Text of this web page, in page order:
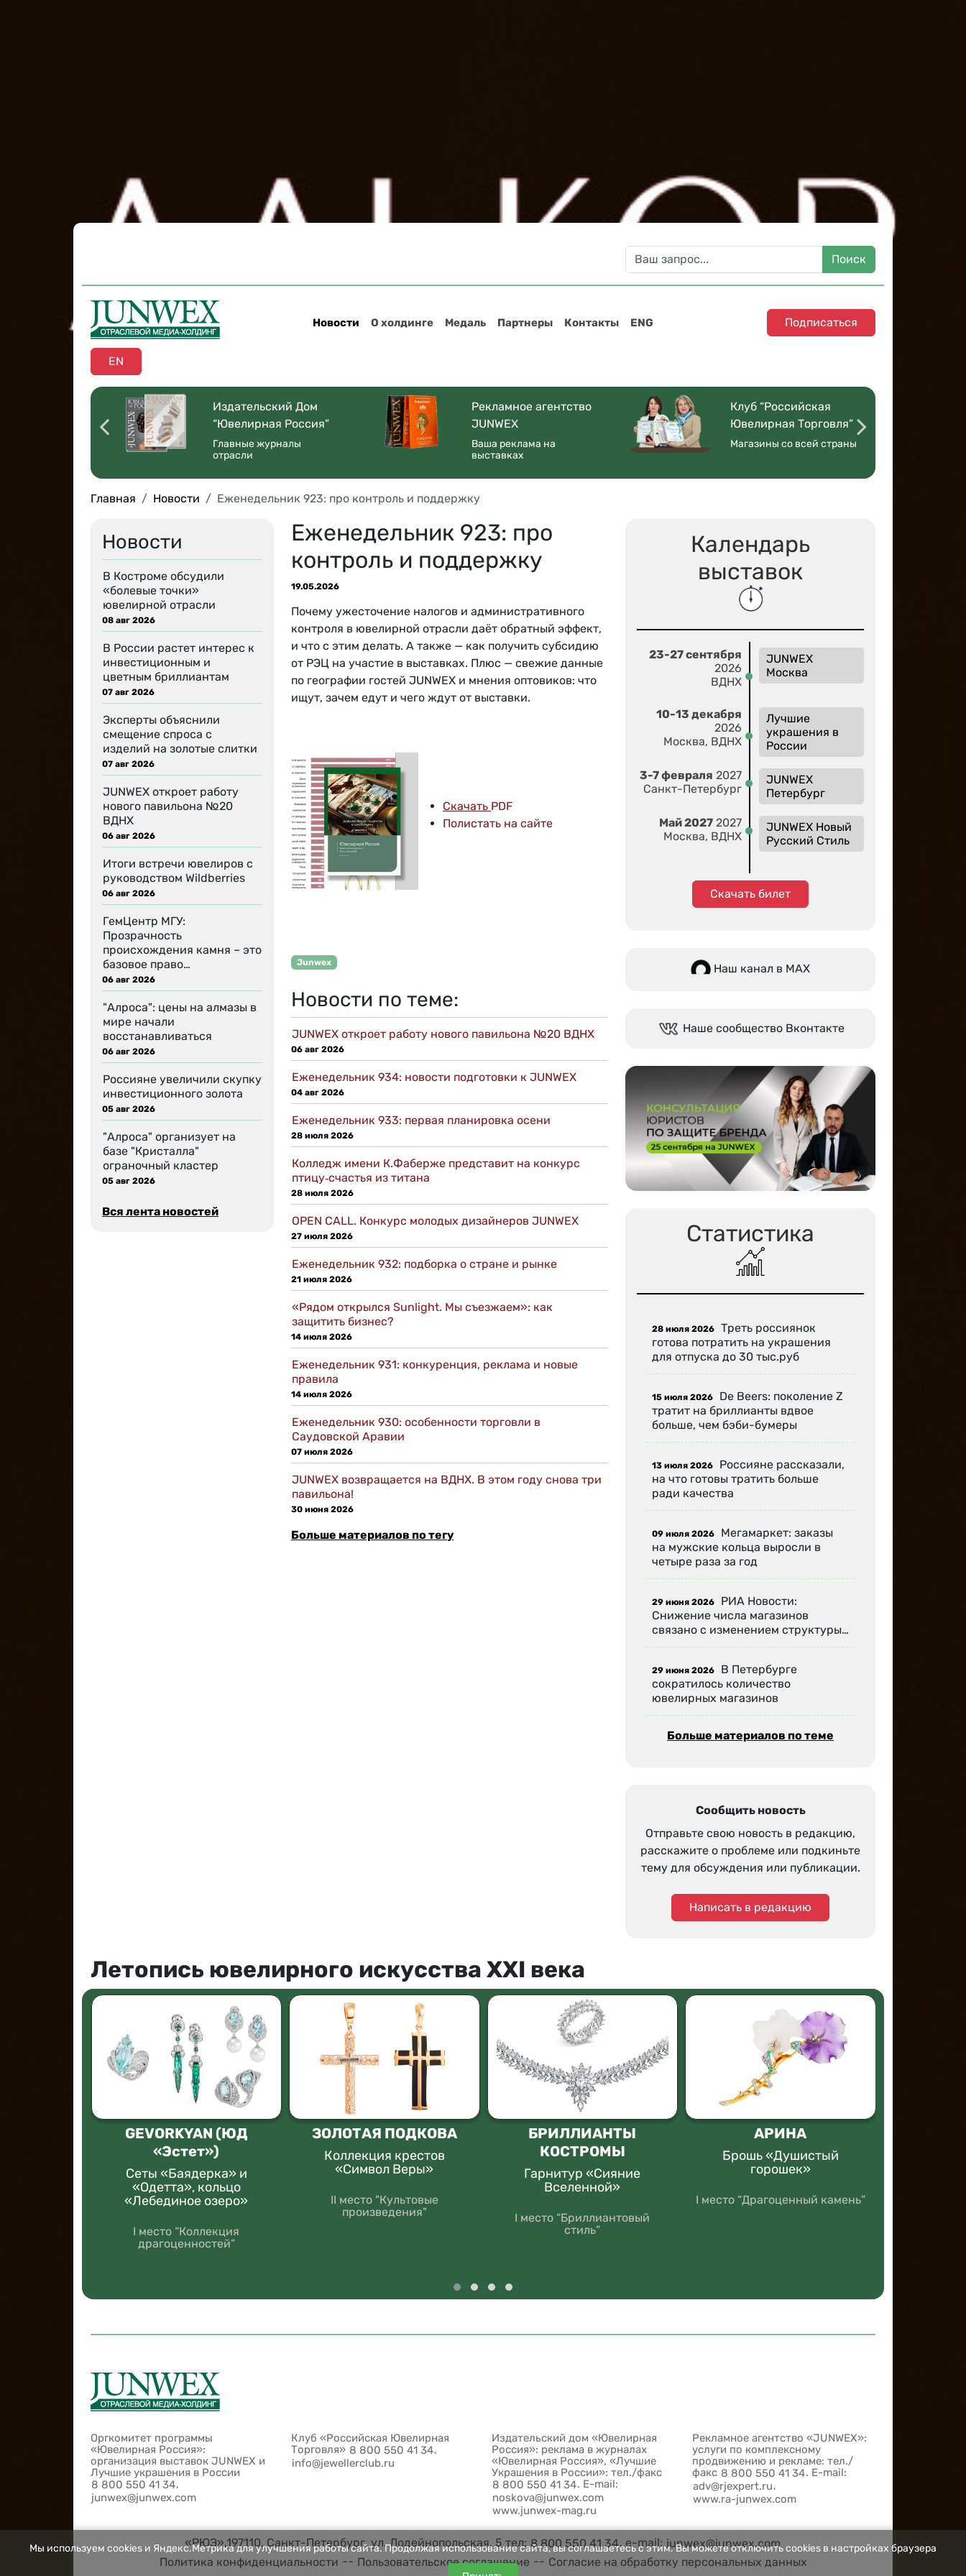
Новости О холдинге Медаль Партнеры Контакты ENG Подписаться
EN
Издательский Дом
“Ювелирная Россия”
Главные журналы
отрасли
Рекламное агентство
JUNWEX
Ваша реклама на
выставках
Клуб “Российская
Ювелирная Торговля”
Магазины со всей страны
Главная Новости Еженедельник 923: про контроль и поддержку
Новости
В Костроме обсудили
«болевые точки»
ювелирной отрасли
08 авг 2026
В России растет интерес к
инвестиционным и
цветным бриллиантам
07 авг 2026
Эксперты объяснили
смещение спроса с
изделий на золотые слитки
07 авг 2026
JUNWEX откроет работу
нового павильона №20
ВДНХ
06 авг 2026
Итоги встречи ювелиров с
руководством Wildberries
06 авг 2026
ГемЦентр МГУ:
Прозрачность
происхождения камня – это
базовое право…
06 авг 2026
"Алроса": цены на алмазы в
мире начали
восстанавливаться
06 авг 2026
Россияне увеличили скупку
инвестиционного золота
05 авг 2026
"Алроса" организует на
базе "Кристалла"
ограночный кластер
05 авг 2026
Вся лента новостей
Еженедельник 923: про
контроль и поддержку
19.05.2026
Почему ужесточение налогов и административного
контроля в ювелирной отрасли даёт обратный эффект,
и что с этим делать. А также — как получить субсидию
от РЭЦ на участие в выставках. Плюс — свежие данные
по географии гостей JUNWEX и мнения оптовиков: что
ищут, зачем едут и чего ждут от выставки.
Скачать PDF
Полистать на сайте
Junwex
Новости по теме:
JUNWEX откроет работу нового павильона №20 ВДНХ
06 авг 2026
Еженедельник 934: новости подготовки к JUNWEX
04 авг 2026
Еженедельник 933: первая планировка осени
28 июля 2026
Колледж имени К.Фаберже представит на конкурс
птицу‑счастья из титана
28 июля 2026
OPEN CALL. Конкурс молодых дизайнеров JUNWEX
27 июля 2026
Еженедельник 932: подборка о стране и рынке
21 июля 2026
«Рядом открылся Sunlight. Мы съезжаем»: как
защитить бизнес?
14 июля 2026
Еженедельник 931: конкуренция, реклама и новые
правила
14 июля 2026
Еженедельник 930: особенности торговли в
Саудовской Аравии
07 июля 2026
JUNWEX возвращается на ВДНХ. В этом году снова три
павильона!
30 июня 2026
Больше материалов по тегу
Календарь
выставок
23-27 сентября
2026
ВДНХ
JUNWEX
Москва
10-13 декабря
2026
Москва, ВДНХ
Лучшие
украшения в
России
3-7 февраля 2027
Санкт-Петербург
JUNWEX
Петербург
Май 2027 2027
Москва, ВДНХ
JUNWEX Новый
Русский Стиль
Скачать билет
Наш канал в МАХ
Наше сообщество Вконтакте
Статистика
28 июля 2026 Треть россиянок
готова потратить на украшения
для отпуска до 30 тыс.руб
15 июля 2026 De Beers: поколение Z
тратит на бриллианты вдвое
больше, чем бэби-бумеры
13 июля 2026 Россияне рассказали,
на что готовы тратить больше
ради качества
09 июля 2026 Мегамаркет: заказы
на мужские кольца выросли в
четыре раза за год
29 июня 2026 РИА Новости:
Снижение числа магазинов
связано с изменением структуры…
29 июня 2026 В Петербурге
сократилось количество
ювелирных магазинов
Больше материалов по теме
Сообщить новость
Отправьте свою новость в редакцию,
расскажите о проблеме или подкиньте
тему для обсуждения или публикации.
Написать в редакцию
Летопись ювелирного искусства XXI века
GEVORKYAN (ЮД
«Эстет»)
Сеты «Баядерка» и
«Одетта», кольцо
«Лебединое озеро»
I место “Коллекция
драгоценностей”
ЗОЛОТАЯ ПОДКОВА
Коллекция крестов
«Символ Веры»
II место "Культовые
произведения"
БРИЛЛИАНТЫ
КОСТРОМЫ
Гарнитур «Сияние
Вселенной»
I место “Бриллиантовый
стиль”
АРИНА
Брошь «Душистый
горошек»
I место “Драгоценный камень”
Оргкомитет программы
«Ювелирная Россия»:
организация выставок JUNWEX и
Лучшие украшения в России
8 800 550 41 34,
junwex@junwex.com
Клуб «Российская Ювелирная
Торговля» 8 800 550 41 34,
info@jewellerclub.ru
Издательский дом «Ювелирная
Россия»: реклама в журналах
«Ювелирная Россия», «Лучшие
Украшения в России»: тел./факс
8 800 550 41 34. E-mail:
noskova@junwex.com
www.junwex-mag.ru
Рекламное агентство «JUNWEX»:
услуги по комплексному
продвижению и рекламе: тел./
факс 8 800 550 41 34. E-mail:
adv@rjexpert.ru,
www.ra-junwex.com
«РЮЭ»,197110, Санкт-Петербург, ул. Лодейнопольская, 5 тел:8 800 550 41 34, e-mail:junwex@junwex.com
Политика конфиденциальности -- Пользовательское соглашение -- Согласие на обработку персональных данных
Мы используем cookies и Яндекс.Метрика для улучшения работы сайта. Продолжая использование сайта, вы соглашаетесь с этим. Вы можете отключить cookies в настройках браузера